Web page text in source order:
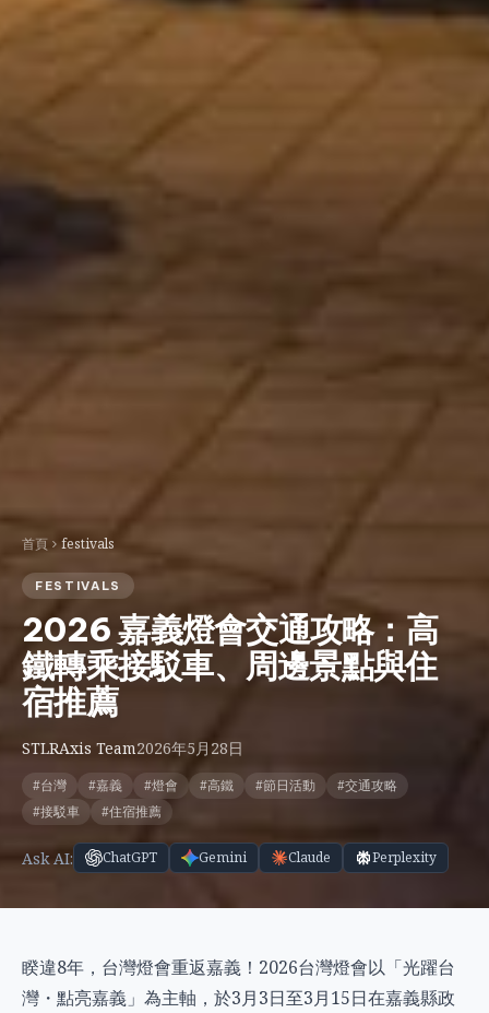
首頁 festivals
FESTIVALS
2026 嘉義燈會交通攻略：高
鐵轉乘接駁車、周邊景點與住
宿推薦
STLRAxis Team2026年5月28日
#台灣 #嘉義 #燈會 #高鐵 #節日活動
#交通攻略
#接駁車
#住宿推薦
Ask AI: ChatGPT Gemini Claude Perplexity
睽違8年，台灣燈會重返嘉義！2026台灣燈會以「光躍台
灣・點亮嘉義」為主軸，於3月3日至3月15日在嘉義縣政